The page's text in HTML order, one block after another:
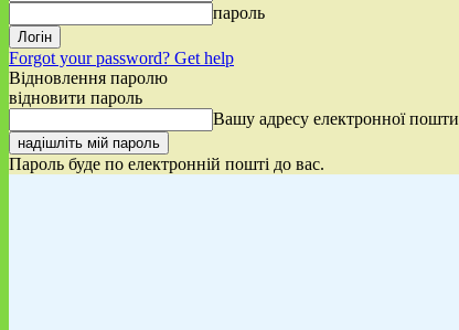
пароль
Forgot your password? Get help
Відновлення паролю
відновити пароль
Вашу адресу електронної пошти
Пароль буде по електронній пошті до вас.